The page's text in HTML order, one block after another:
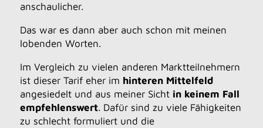
anschaulicher.
Das war es dann aber auch schon mit meinen
lobenden Worten.
Im Vergleich zu vielen anderen Marktteilnehmern
ist dieser Tarif eher im hinteren Mittelfeld
angesiedelt und aus meiner Sicht in keinem Fall
empfehlenswert. Dafür sind zu viele Fähigkeiten
zu schlecht formuliert und die